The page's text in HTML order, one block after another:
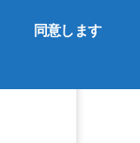
同意します